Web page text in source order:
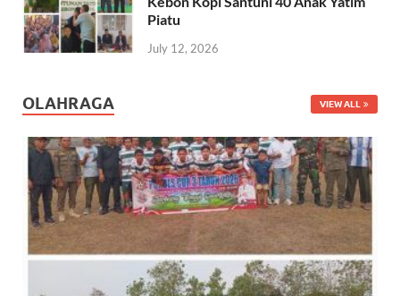
Piatu
July 12, 2026
OLAHRAGA VIEW ALL